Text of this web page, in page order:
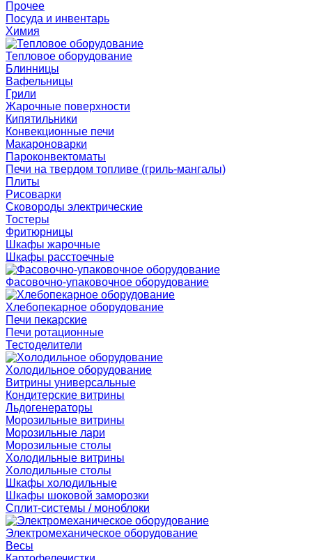
Прочее
Посуда и инвентарь
Химия
Тепловое оборудование
Блинницы
Вафельницы
Грили
Жарочные поверхности
Кипятильники
Конвекционные печи
Макароноварки
Пароконвектоматы
Печи на твердом топливе (гриль-мангалы)
Плиты
Рисоварки
Сковороды электрические
Тостеры
Фритюрницы
Шкафы жарочные
Шкафы расстоечные
Фасовочно-упаковочное оборудование
Хлебопекарное оборудование
Печи пекарские
Печи ротационные
Тестоделители
Холодильное оборудование
Витрины универсальные
Кондитерские витрины
Льдогенераторы
Морозильные витрины
Морозильные лари
Морозильные столы
Холодильные витрины
Холодильные столы
Шкафы холодильные
Шкафы шоковой заморозки
Сплит-системы / моноблоки
Электромеханическое оборудование
Весы